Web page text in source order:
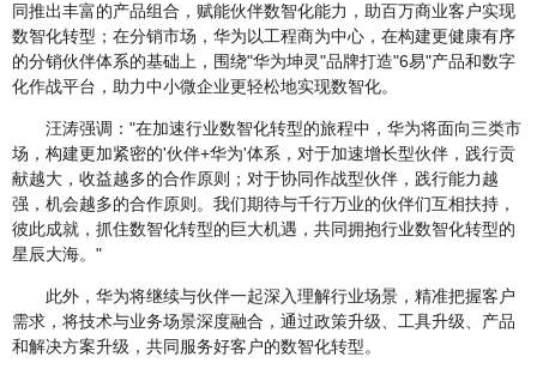
同推出丰富的产品组合，赋能伙伴数智化能力，助百万商业客户实现
数智化转型；在分销市场，华为以工程商为中心，在构建更健康有序
的分销伙伴体系的基础上，围绕"华为坤灵"品牌打造"6易"产品和数字
化作战平台，助力中小微企业更轻松地实现数智化。
汪涛强调："在加速行业数智化转型的旅程中，华为将面向三类市
场，构建更加紧密的'伙伴+华为'体系，对于加速增长型伙伴，践行贡
献越大，收益越多的合作原则；对于协同作战型伙伴，践行能力越
强，机会越多的合作原则。我们期待与千行万业的伙伴们互相扶持，
彼此成就，抓住数智化转型的巨大机遇，共同拥抱行业数智化转型的
星辰大海。"
此外，华为将继续与伙伴一起深入理解行业场景，精准把握客户
需求，将技术与业务场景深度融合，通过政策升级、工具升级、产品
和解决方案升级，共同服务好客户的数智化转型。